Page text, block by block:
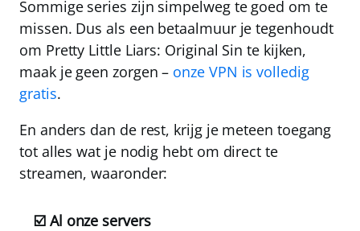
Sommige series zijn simpelweg te goed om te
missen. Dus als een betaalmuur je tegenhoudt
om Pretty Little Liars: Original Sin te kijken,
maak je geen zorgen – onze VPN is volledig
gratis.
En anders dan de rest, krijg je meteen toegang
tot alles wat je nodig hebt om direct te
streamen, waaronder:
☑️ Al onze servers